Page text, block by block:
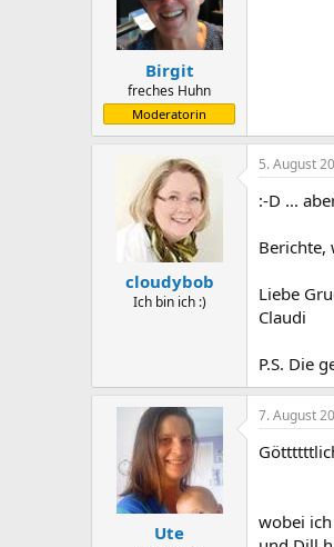
Birgit
freches Huhn
Moderatorin
cloudybob
Ich bin ich :)
5. August
:-D ...
Berichte,
Liebe
Claudi
P.S. Die
Ute
7. August
wobei